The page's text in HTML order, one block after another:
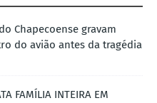
Chapecoense gravam
do avião antes da tragédia
FAMÍLIA INTEIRA EM